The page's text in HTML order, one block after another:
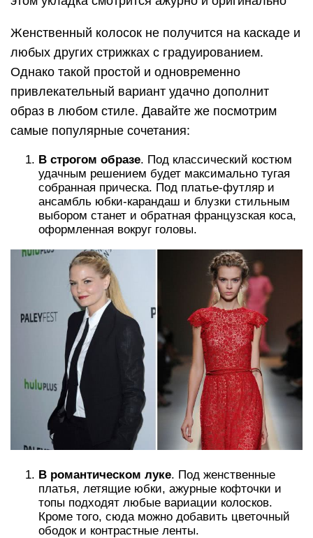
Женственный колосок не получится на каскаде и
любых других стрижках с градуированием.
Однако такой простой и одновременно
привлекательный вариант удачно дополнит
образ в любом стиле. Давайте же посмотрим
самые популярные сочетания:
В строгом образе. Под классический костюм
удачным решением будет максимально тугая
собранная прическа. Под платье-футляр и
ансамбль юбки-карандаш и блузки стильным
выбором станет и обратная французская коса,
оформленная вокруг головы.
В романтическом луке. Под женственные
платья, летящие юбки, ажурные кофточки и
топы подходят любые вариации колосков.
Кроме того, сюда можно добавить цветочный
ободок и контрастные ленты.